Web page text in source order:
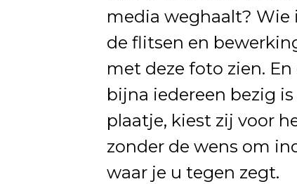
media weghaalt? Wie
de flitsen en
met deze foto zien.
bijna iedereen bezig
plaatje, kiest zij voor
zonder de wens om
waar je u tegen zegt.